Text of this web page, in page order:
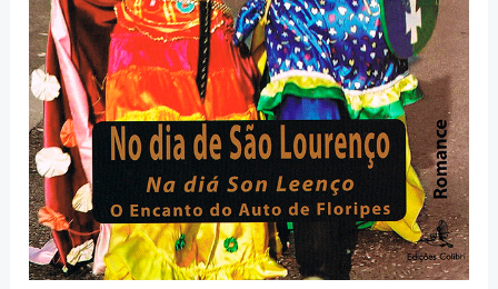
Son
Leenço
-
O
Encanto
do
Auto
de